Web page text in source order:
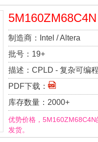
5M160ZM68C4N
制造商：
Intel / Altera
批号： 19+
描述： CPLD - 复杂可编
IOs
PDF下载：
库存数量： 2000+
优势价格，
发货。